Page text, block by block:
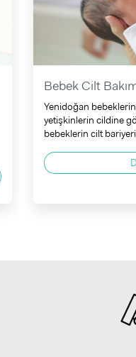
Bebek Cilt
Yenidoğan
yetişkinlerin cildine
bebeklerin cilt